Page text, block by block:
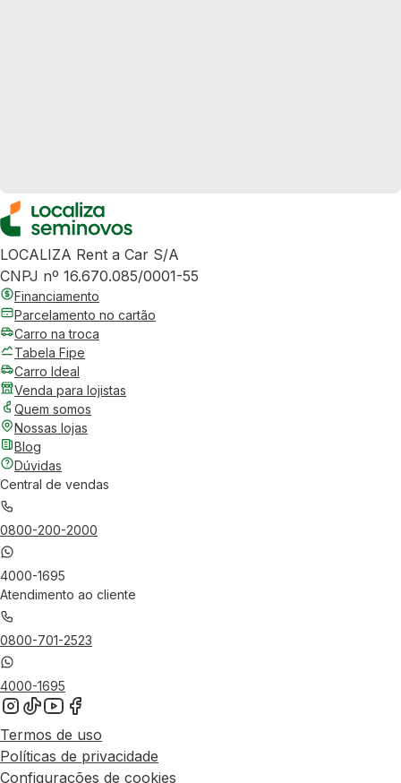
LOCALIZA Rent a Car S/A
CNPJ nº 16.670.085/0001-55
Financiamento
Parcelamento no cartão
Carro na troca
Tabela Fipe
Carro Ideal
Venda para lojistas
Quem somos
Nossas lojas
Blog
Dúvidas
Central de vendas
0800-200-2000
4000-1695
Atendimento ao cliente
0800-701-2523
4000-1695
Termos de uso
Políticas de privacidade
Configurações de cookies